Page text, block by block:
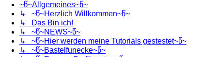
~წ~Allgemeines~წ~
↳ ~წ~Herzlich Willkommen~წ~
↳ Das Bin ich!
↳ ~წ~NEWS~წ~
↳ ~წ~Hier werden meine Tutorials gestestet~წ~
↳ ~წ~Bastelfunecke~წ~